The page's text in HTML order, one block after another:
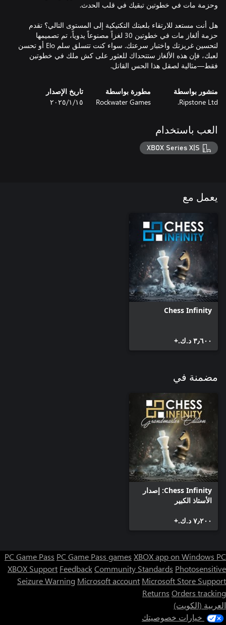
هل أنت مستعد للارتقاء بلعبتك التكتيكية إلى المستوى التالي؟ تقدم
حزمة ألغاز مات في خطوتين 30 لغزاً مصنوعاً يدوياً، تم تصميمها
لتحسين غريزتك واختبار سرعتك. سواء كنت تتسلق سلم Elo أو تحسن
لعبك، فإن هذه الألغاز ستتحداك للعثور على كش ملك في خطوتين
فقط—مثالية لصقل هذا الحس القاتل.
منشور بواسطة
Ripstone Ltd.
مطورة بواسطة
Rockwater Games
تاريخ الإصدار
١٥‏/١‏/٢٠٢٥
العب باستخدام
XBOX Series X|S
يعمل مع
Chess Infinity
٣٫٦٠٠ د.ك.‏+
مضمنة في
Chess Infinity: إصدار
الأستاذ الكبير
٧٫٢٠٠ د.ك.‏+
PC Game Pass PC Game Pass games XBOX app on Windows PC
XBOX Support FeedbackCommunity Standards Photosensitive
Seizure Warning Microsoft account Microsoft Store Support
Returns Orders tracking
العربية (الكويت)
خيارات خصوصيتك